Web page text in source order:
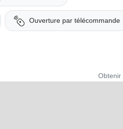
Ouverture par télécommande
Obtenir